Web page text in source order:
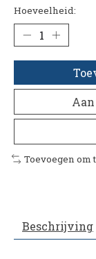
Hoeveelheid:
Toevoegen
Beschrijving